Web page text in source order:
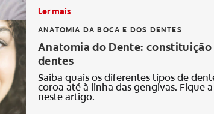
Ler mais
ANATOMIA DA BOCA E DOS DENTES
Anatomia do Dente:
dentes
Saiba quais os diferentes tipos de
coroa até à linha das gengivas. Fique
neste artigo.